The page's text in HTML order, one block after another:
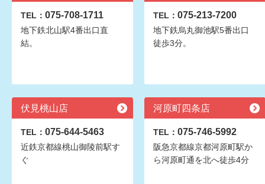
TEL： 075-708-1711
地下鉄北山駅4番出口直
結。
TEL： 075-213-7200
地下鉄烏丸御池駅5番出口
徒歩3分。
伏見桃山店
TEL： 075-644-5463
近鉄京都線桃山御陵前駅す
ぐ
河原町四条店
TEL： 075-746-5992
阪急京都線京都河原町駅か
ら河原町通を北へ徒歩4分